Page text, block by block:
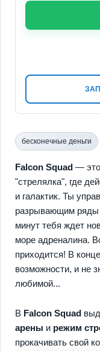
бесконечные деньги
Falcon Squad — это
"стрелялка", где
и галактик. Ты
разрывающим ряды
минут тебя ждет
море адреналина.
приходится! В
возможности, и не
любимой...
В Falcon Squad
арены и режим
прокачивать свой